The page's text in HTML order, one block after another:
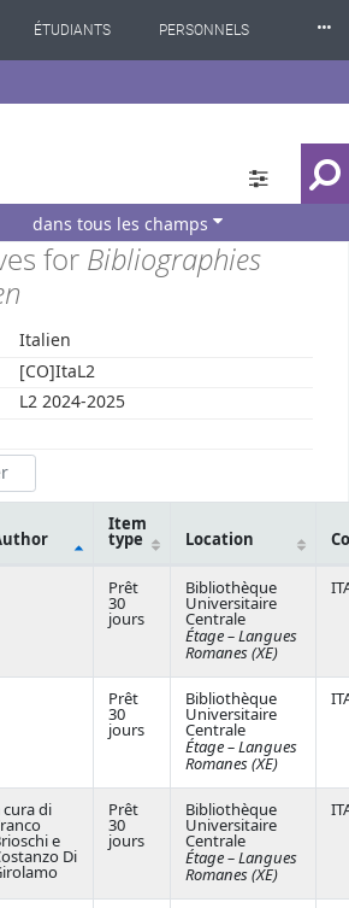
ÉTUDIANTS PERSONNELS ⸱⸱⸱
dans tous les champs
for Bibliographies
Italien
[CO]ItaL2
L2 2024-2025
Item
type Location
Prêt
30
jours
Bibliothèque
Universitaire
Centrale
Étage – Langues
Romanes (XE)
Prêt
30
jours
Bibliothèque
Universitaire
Centrale
Étage – Langues
Romanes (XE)
cura di
e
Di
Prêt
30
jours
Bibliothèque
Universitaire
Centrale
Étage – Langues
Romanes (XE)